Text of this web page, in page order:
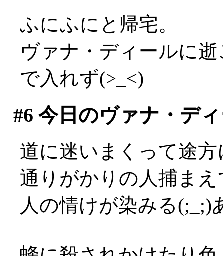
ふにふにと帰宅。
ヴァナ・ディールに
で入れず(>_<)
#6 今日のヴァナ・デ
道に迷いまくって途
通りがかりの人捕ま
人の情けが染みる